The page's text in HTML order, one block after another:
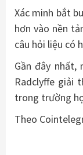
Xác minh bắt
hơn vào nền
câu hỏi liệu có
Gần đây
Radclyffe giải
trong trường
Theo